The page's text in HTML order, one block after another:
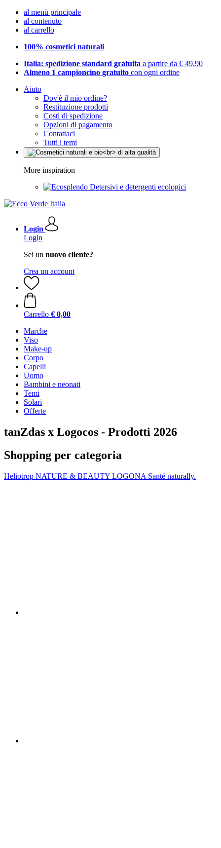
al menù principale
al contenuto
al carrello
100% cosmetici naturali
Italia: spedizione standard gratuita a partire da € 49,90
Almeno 1 campioncino gratuito con ogni ordine
Aiuto
Dov'è il mio ordine?
Restituzione prodotti
Costi di spedizione
Opzioni di pagamento
Contattaci
Tutti i temi
More inspiration
Detersivi e detergenti ecologici
Login
Login
Sei un nuovo cliente?
Crea un account
Carrello € 0,00
Marche
Viso
Make-up
Corpo
Capelli
Uomo
Bambini e neonati
Temi
Solari
Offerte
tanZdas x Logocos - Prodotti 2026
Shopping per categoria
Heliotrop NATURE & BEAUTY LOGONA Santé naturally.